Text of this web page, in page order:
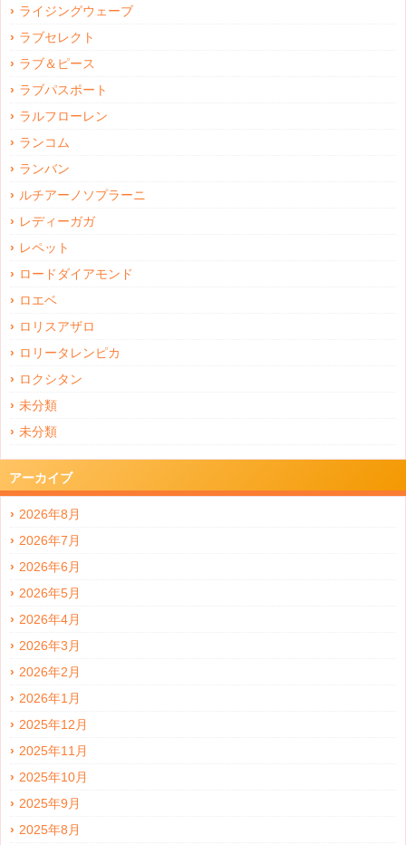
ライジングウェーブ
ラブセレクト
ラブ＆ピース
ラブパスポート
ラルフローレン
ランコム
ランバン
ルチアーノソプラーニ
レディーガガ
レペット
ロードダイアモンド
ロエベ
ロリスアザロ
ロリータレンピカ
ロクシタン
未分類
未分類
アーカイブ
2026年8月
2026年7月
2026年6月
2026年5月
2026年4月
2026年3月
2026年2月
2026年1月
2025年12月
2025年11月
2025年10月
2025年9月
2025年8月